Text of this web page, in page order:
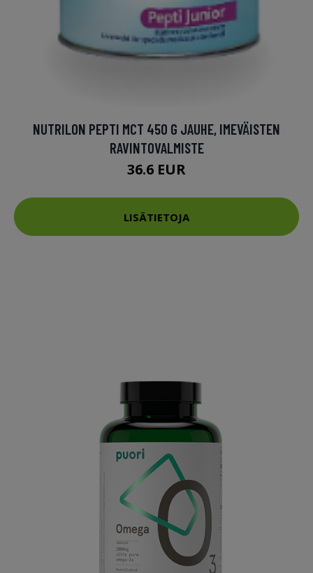
NUTRILON PEPTI MCT 450 G JAUHE, IMEVÄISTEN
RAVINTOVALMISTE
36.6 EUR
LISÄTIETOJA